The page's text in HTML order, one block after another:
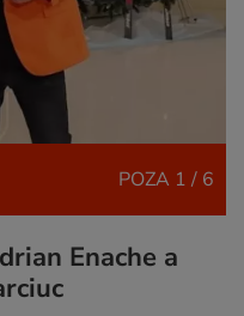
POZA 1 / 6
Enache a